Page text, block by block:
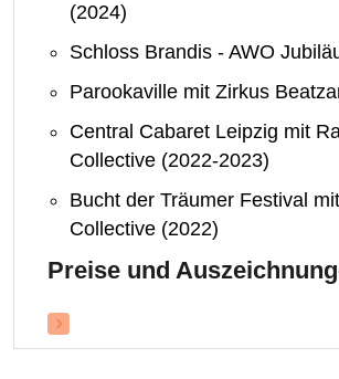
(2024)
Schloss Brandis - AWO
Parookaville mit Zirkus
Central Cabaret Leipzig mit
Collective (2022-2023)
Bucht der Träumer Festival
Collective (2022)
Preise und